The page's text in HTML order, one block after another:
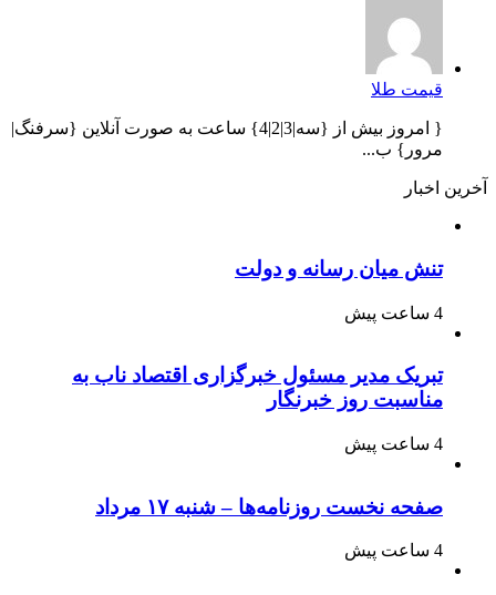
قیمت طلا
{ امروز بیش از {سه|3|2|4} ساعت به صورت آنلاین {سرفنگ|
مرور} ب...
آخرین اخبار
تنش میان رسانه و دولت
4 ساعت پیش
تبریک مدیر مسئول خبرگزاری اقتصاد ناب به
مناسبت روز خبرنگار
4 ساعت پیش
صفحه نخست روزنامه‌ها – شنبه ۱۷ مرداد
4 ساعت پیش